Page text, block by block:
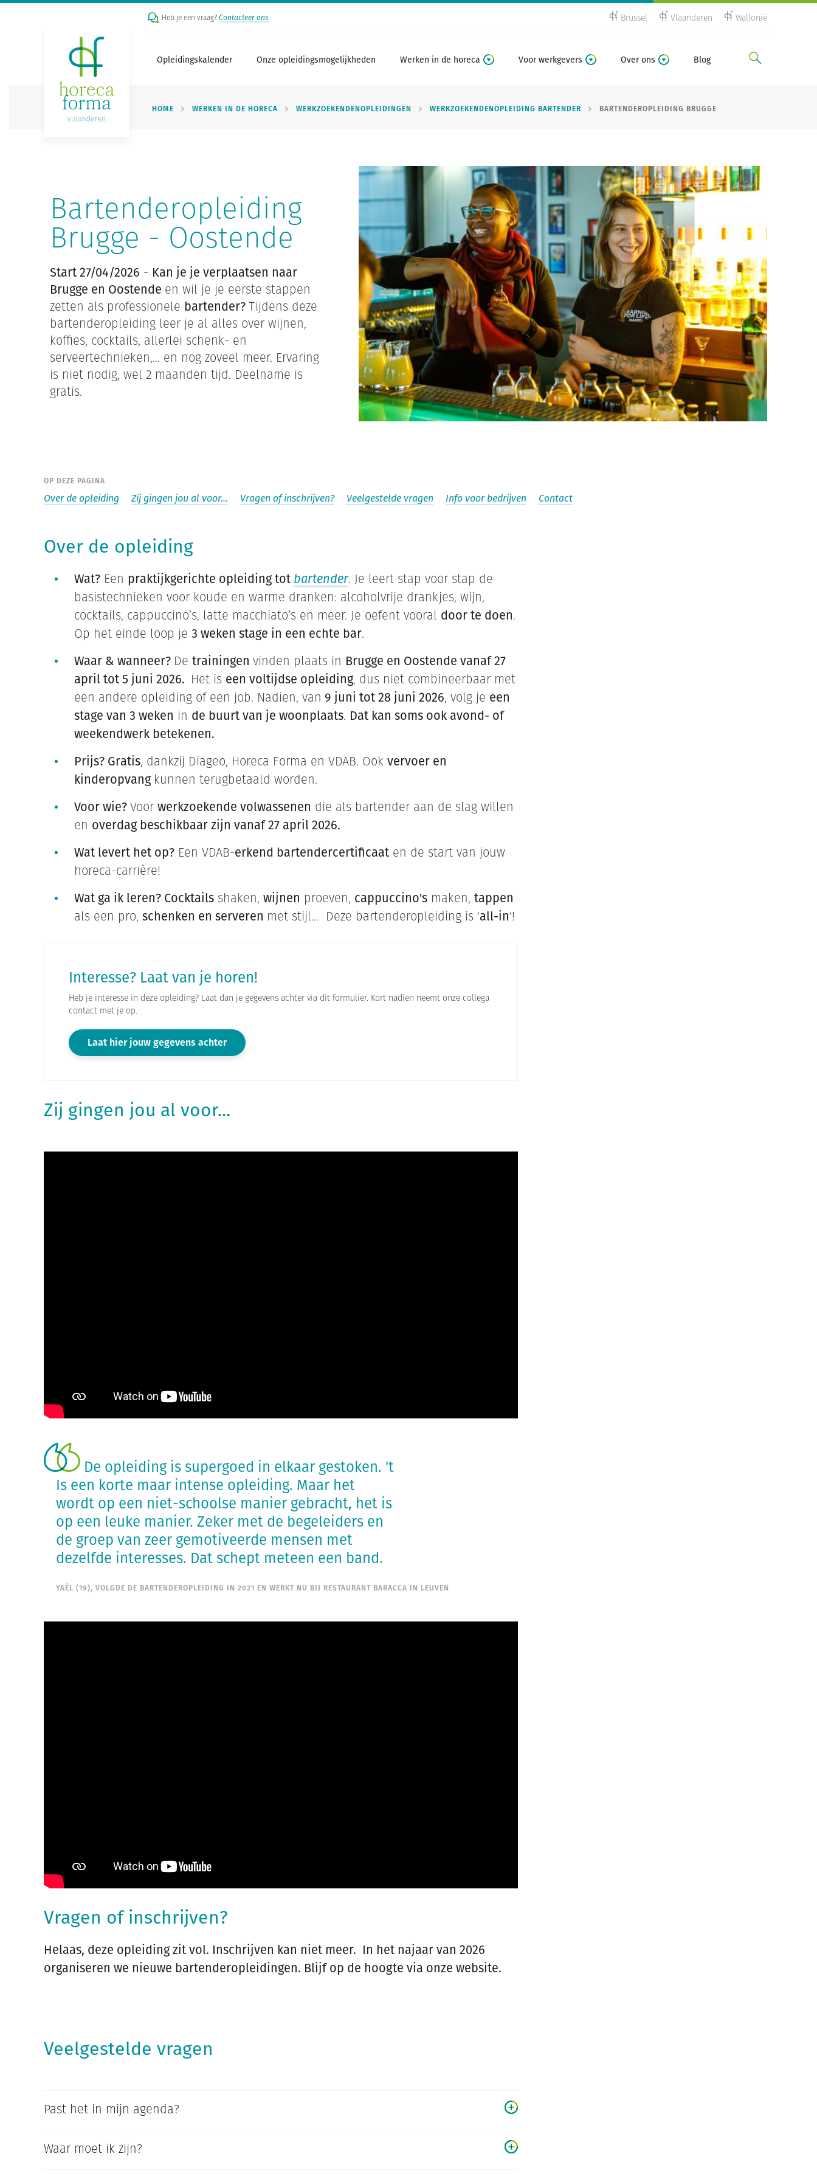
Heb je een vraag?Contacteer ons Brussel Vlaanderen Wallonië
Opleidingskalender Onze opleidingsmogelijkheden Werken in de horeca Voor werkgevers Over ons Blog
HOME WERKEN IN DE HORECA WERKZOEKENDENOPLEIDINGEN WERKZOEKENDENOPLEIDING BARTENDER BARTENDEROPLEIDING BRUGGE
Bartenderopleiding
Brugge - Oostende
Start 27/04/2026 - Kan je je verplaatsen naar
Brugge en Oostende en wil je je eerste stappen
zetten als professionele bartender?Tijdens deze
bartenderopleiding leer je al alles over wijnen,
koffies, cocktails, allerlei schenk- en
serveertechnieken,... en nog zoveel meer. Ervaring
is niet nodig, wel 2 maanden tijd. Deelname is
gratis.
OP DEZE PAGINA
Over de opleiding Zij gingen jou al voor... Vragen of inschrijven? Veelgestelde vragen Info voor bedrijven Contact
Over de opleiding
Wat? Een praktijkgerichte opleiding tot bartender. Je leert stap voor stap de
basistechnieken voor koude en warme dranken: alcoholvrije drankjes, wijn,
cocktails, cappuccino’s, latte macchiato’s en meer. Je oefent vooral door te doen.
Op het einde loop je 3 weken stage in een echte bar.
Waar & wanneer? De trainingen vinden plaats in Brugge en Oostende vanaf 27
april tot 5 juni 2026. Het is een voltijdse opleiding, dus niet combineerbaar met
een andere opleiding of een job. Nadien, van 9 juni tot 28 juni 2026, volg je een
stage van 3 weken in de buurt van je woonplaats. Dat kan soms ook avond- of
weekendwerk betekenen.
Prijs? Gratis, dankzij Diageo, Horeca Forma en VDAB. Ook vervoer en
kinderopvang kunnen terugbetaald worden.
Voor wie?Voor werkzoekende volwassenen die als bartender aan de slag willen
en overdag beschikbaar zijn vanaf 27 april 2026.
Wat levert het op? Een VDAB-erkend bartendercertificaat en de start van jouw
horeca-carrière!
Wat ga ik leren? Cocktails shaken, wijnen proeven, cappuccino's maken, tappen
als een pro, schenken en serveren met stijl… Deze bartenderopleiding is 'all-in'!
Interesse? Laat van je horen!
Heb je interesse in deze opleiding? Laat dan je gegevens achter via dit formulier. Kort nadien neemt onze collega
contact met je op.
Laat hier jouw gegevens achter
Zij gingen jou al voor...
De opleiding is supergoed in elkaar gestoken. 't
Is een korte maar intense opleiding. Maar het
wordt op een niet-schoolse manier gebracht, het is
op een leuke manier. Zeker met de begeleiders en
de groep van zeer gemotiveerde mensen met
dezelfde interesses. Dat schept meteen een band.
YAËL (19), VOLGDE DE BARTENDEROPLEIDING IN 2021 EN WERKT NU BIJ RESTAURANT BARACCA IN LEUVEN
Vragen of inschrijven?
Helaas, deze opleiding zit vol. Inschrijven kan niet meer. In het najaar van 2026
organiseren we nieuwe bartenderopleidingen. Blijf op de hoogte via onze website.
Veelgestelde vragen
Past het in mijn agenda?
Waar moet ik zijn?